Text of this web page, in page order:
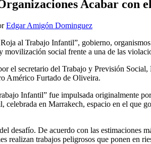
Acabar con
Edgar Amigón Dominguez
al Trabajo Infantil”, gobierno,
movilización social frente a una de las
el secretario del Trabajo y Previsión
Américo Furtado de Oliveira.
Infantil” fue impulsada originalmente
en Marrakech, espacio en el que
desafío. De acuerdo con las estimaciones
realizan trabajos peligrosos que ponen en